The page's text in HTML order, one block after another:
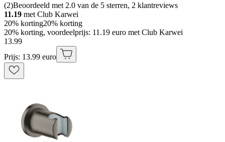
(2)Beoordeeld met 2.0 van de 5 sterren, 2 klantreviews
11.19 met Club Karwei
20% korting20% korting
20% korting, voordeelprijs: 11.19 euro met Club Karwei
13.99
Prijs: 13.99 euro